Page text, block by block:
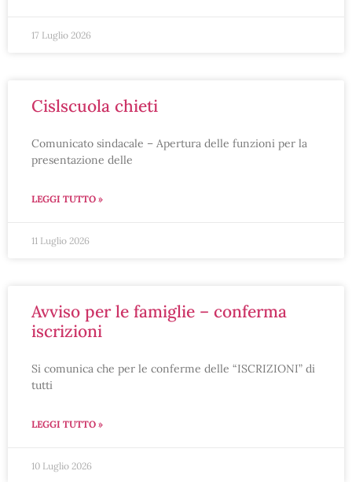
17 Luglio 2026
cislscuola chieti
Comunicato sindacale – Apertura delle funzioni per la
presentazione delle
LEGGI TUTTO »
11 Luglio 2026
avviso per le famiglie – conferma
iscrizioni
Si comunica che per le conferme delle “ISCRIZIONI” di
tutti
LEGGI TUTTO »
10 Luglio 2026